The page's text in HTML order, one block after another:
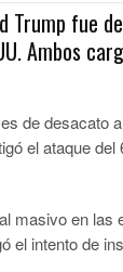
Trump fue
Ambos
de desacato
el ataque del
masivo en las
el intento de